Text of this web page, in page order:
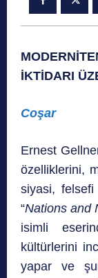
İKTİDARI
Coşar
Ernest
özelliklerini,
siyasi, felsefi
“Nations and
isimli
kültürlerini
yapar ve